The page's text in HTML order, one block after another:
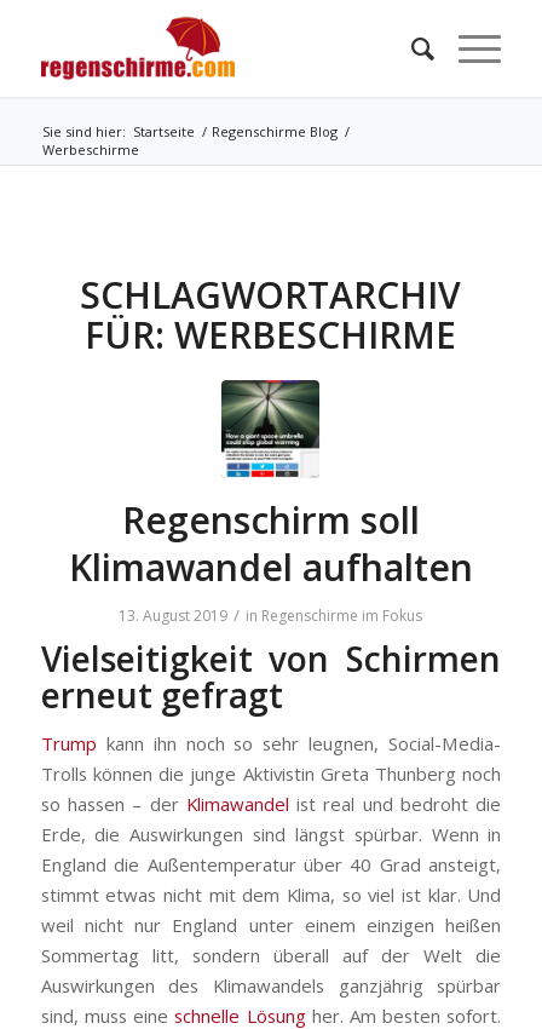
Sie sind hier: Startseite / Regenschirme Blog /
Werbeschirme
SCHLAGWORTARCHIV
FÜR:WERBESCHIRME
Regenschirm soll
Klimawandel aufhalten
13. August 2019 / in Regenschirme im Fokus
Vielseitigkeit von Schirmen
erneut gefragt
Trump kann ihn noch so sehr leugnen, Social-Media-
Trolls können die junge Aktivistin Greta Thunberg noch
so hassen – der Klimawandel ist real und bedroht die
Erde, die Auswirkungen sind längst spürbar. Wenn in
England die Außentemperatur über 40 Grad ansteigt,
stimmt etwas nicht mit dem Klima, so viel ist klar. Und
weil nicht nur England unter einem einzigen heißen
Sommertag litt, sondern überall auf der Welt die
Auswirkungen des Klimawandels ganzjährig spürbar
sind, muss eineschnelle Lösungher. Am besten sofort.